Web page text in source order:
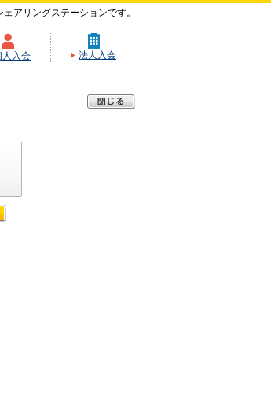
アリングステーションです。
人入会 法人入会